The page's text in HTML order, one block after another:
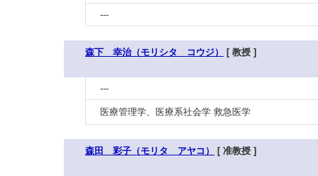
---
森下 幸治（モリシタ コウジ） [ 教授 ]
---
医療管理学、医療系社会学 救急医学
森田 彩子（モリタ アヤコ） [ 准教授 ]